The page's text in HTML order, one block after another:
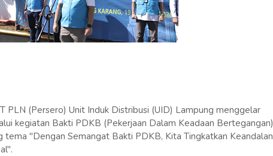
PLN (Persero) Unit Induk Distribusi (UID) Lampung menggelar
kegiatan Bakti PDKB (Pekerjaan Dalam Keadaan Bertegangan)
tema "Dengan Semangat Bakti PDKB, Kita Tingkatkan Keandalan